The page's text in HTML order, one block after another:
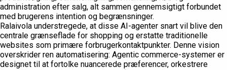
administration efter salg, alt sammen gennemsigtigt forbundet
med brugerens intention og begrænsninger.
Ralaivola understregede, at disse AI-agenter snart vil blive den
centrale grænseflade for shopping og erstatte traditionelle
websites som primære forbrugerkontaktpunkter. Denne vision
overskrider ren automatisering: Agentic commerce-systemer er
designet til at fortolke nuancerede præferencer, orkestrere